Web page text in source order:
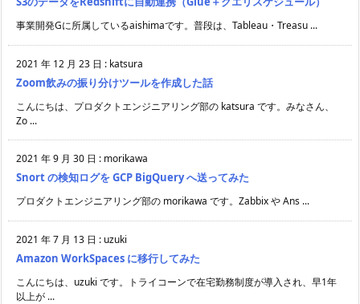
事業開発Gに所属しているaishimaです。普段は、Tableau・Treasu ...
2021 年 12 月 23 日 : katsura
Zoom飲みの振り分けツールを作成した話
こんにちは、プロダクトエンジニアリング部の katsura です。みなさん、
Zo ...
2021 年 9 月 30 日 : morikawa
Snort の検知ログを GCP BigQuery へ送ってみた
プロダクトエンジニアリング部の morikawa です。Zabbix や Ans ...
2021 年 7 月 13 日 : uzuki
Amazon WorkSpaces に移行してみた
こんにちは、uzuki です。トライコーンで在宅勤務制度が導入され、早1年
以上が ...